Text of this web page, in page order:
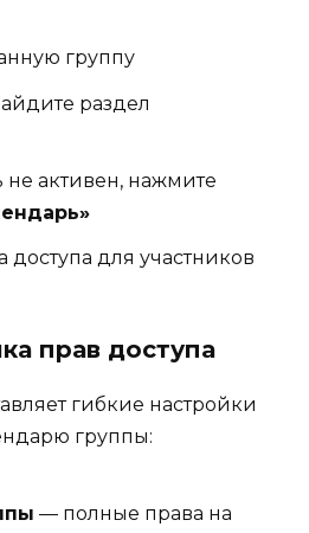
группу
раздел
не активен, нажмите
доступа для участников
прав доступа
гибкие настройки
группы:
— полные права на